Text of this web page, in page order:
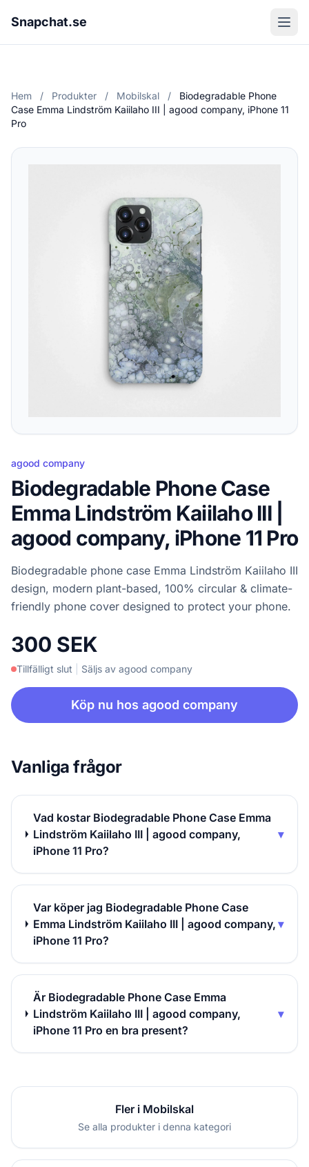
Snapchat.se
Hem / Produkter / Mobilskal /
Biodegradable Phone
Case Emma Lindström Kaiilaho III | agood company, iPhone 11
Pro
agood company
Biodegradable Phone Case
Emma Lindström Kaiilaho III |
agood company, iPhone 11 Pro
Biodegradable phone case Emma Lindström Kaiilaho III
design, modern plant-based, 100% circular & climate-
friendly phone cover designed to protect your phone.
300 SEK
Tillfälligt slut Säljs av agood company
Köp nu hos agood company
Vanliga frågor
Vad kostar Biodegradable Phone Case Emma
Lindström Kaiilaho III | agood company,
iPhone 11 Pro?
▾
Var köper jag Biodegradable Phone Case
Emma Lindström Kaiilaho III | agood company,
iPhone 11 Pro?
▾
Är Biodegradable Phone Case Emma
Lindström Kaiilaho III | agood company,
iPhone 11 Pro en bra present?
▾
Fler i Mobilskal
Se alla produkter i denna kategori